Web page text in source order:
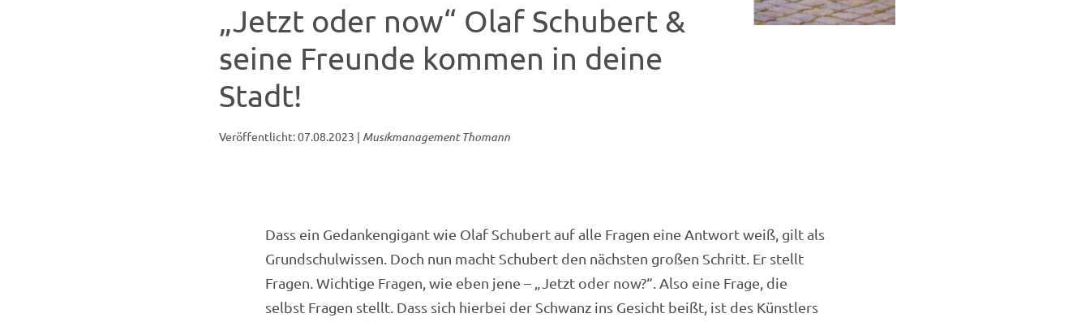
„Jetzt oder now“ Olaf Schubert &
seine Freunde kommen in deine
Stadt!
Veröffentlicht: 07.08.2023 | Musikmanagement Thomann
Dass ein Gedankengigant wie Olaf Schubert auf alle Fragen eine Antwort weiß, gilt als
Grundschulwissen. Doch nun macht Schubert den nächsten großen Schritt. Er stellt
Fragen. Wichtige Fragen, wie eben jene – „Jetzt oder now?“. Also eine Frage, die
selbst Fragen stellt. Dass sich hierbei der Schwanz ins Gesicht beißt, ist des Künstlers